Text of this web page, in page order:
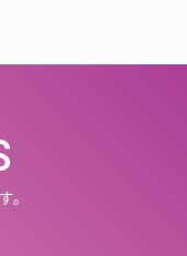
。